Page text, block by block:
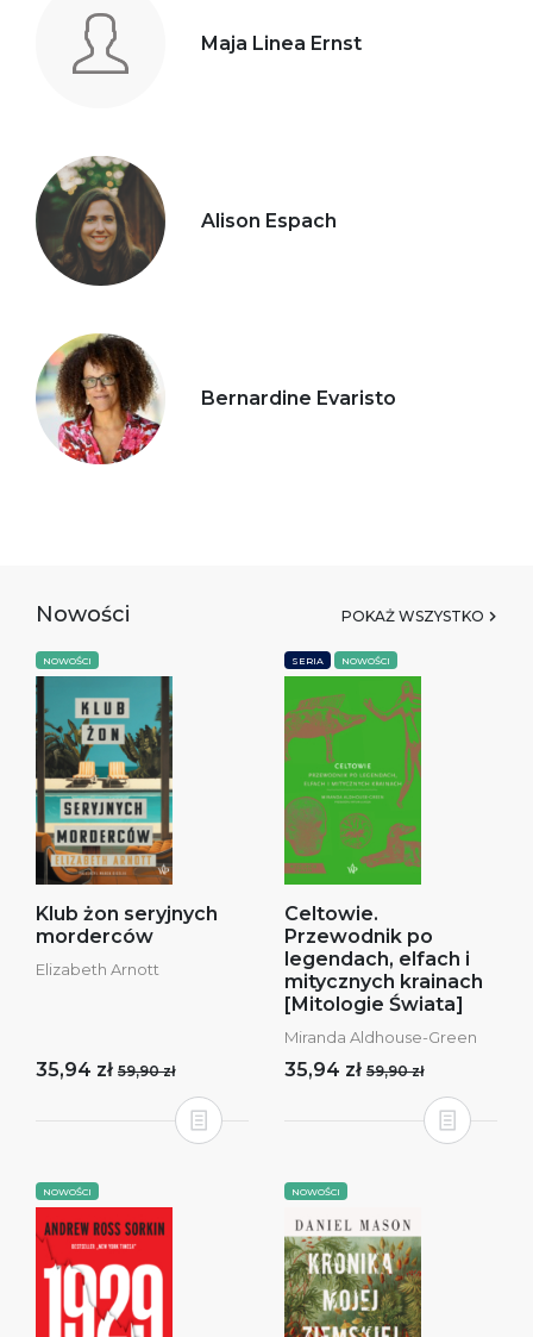
Maja Linea Ernst
Alison Espach
Bernardine Evaristo
Nowości POKAŻ WSZYSTKO
NOWOŚCI
Klub żon seryjnych
morderców
Elizabeth Arnott
35,94 zł 59,90 zł
SERIA NOWOŚCI
Celtowie.
Przewodnik po
legendach, elfach i
mitycznych krainach
[Mitologie Świata]
Miranda Aldhouse-Green
35,94 zł 59,90 zł
NOWOŚCI NOWOŚCI